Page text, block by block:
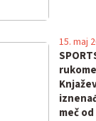
meč
15. maj